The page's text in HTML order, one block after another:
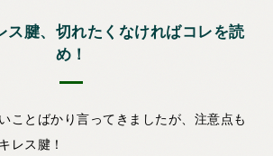
ス腱、切れたくなければコレを読
め！
ことばかり言ってきましたが、注意点も
レス腱！